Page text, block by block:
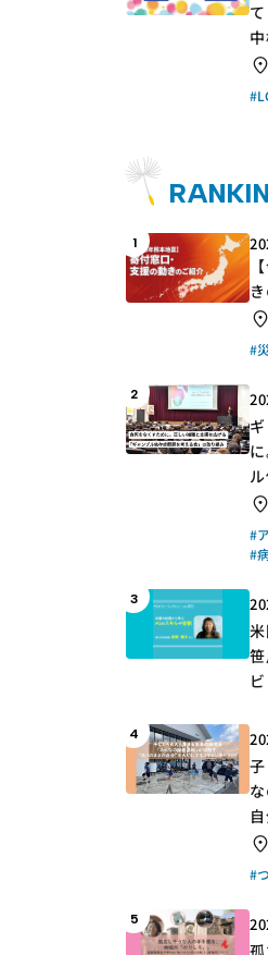
1
#
2
#
#
3
4
#
5